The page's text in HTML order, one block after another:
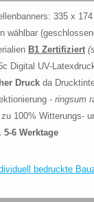
335 x
wählbar
B1 Zertifiziert
Digital UV-
Druck da
- ringsum
100% Witterungs-
5-6 Werktage
bedruckte